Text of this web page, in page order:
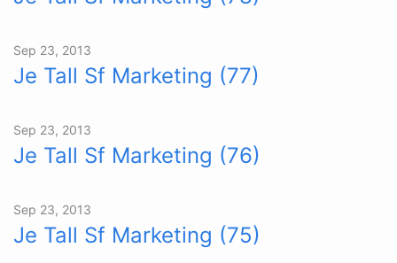
Sep 23, 2013
Je Tall Sf Marketing (77)
Sep 23, 2013
Je Tall Sf Marketing (76)
Sep 23, 2013
Je Tall Sf Marketing (75)